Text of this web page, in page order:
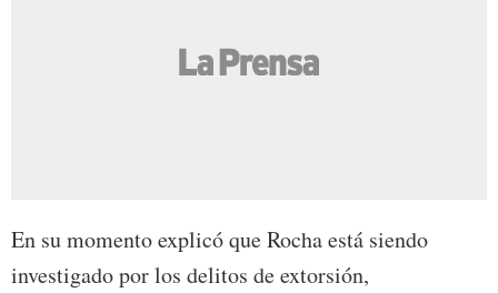
En su momento explicó que Rocha está siendo
investigado por los delitos de extorsión,